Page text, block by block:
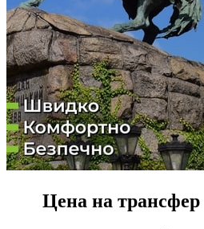
Цена на трансфер